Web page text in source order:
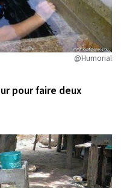
@Humorial
pour faire deux